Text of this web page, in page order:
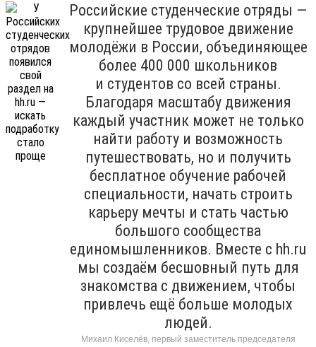
Российские студенческие отряды —
крупнейшее трудовое движение
молодёжи в России, объединяющее
более 400 000 школьников
и студентов со всей страны.
Благодаря масштабу движения
каждый участник может не только
найти работу и возможность
путешествовать, но и получить
бесплатное обучение рабочей
специальности, начать строить
карьеру мечты и стать частью
большого сообщества
единомышленников. Вместе с hh.ru
мы создаём бесшовный путь для
знакомства с движением, чтобы
привлечь ещё больше молодых
людей.
Михаил Киселёв, первый заместитель председателя